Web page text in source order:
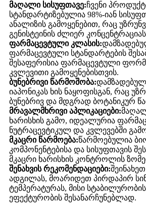
მაღალი სისუფთავე:ჩვენი
სტანდარტიზებულია 98%-იან
ანალიზის გამოყენებით, რაც
გენისტეინის ძლიერ
ფარმაცევტული კლასის:
ფარმაცევტული სტანდარტების
შესაფერისია ფარმაცევტული
კვლევითი გამოყენებისთვის.
ბუნებრივი წარმოშობა:
იაპონიკას ხის ნაყოფისგან, რაც
ბუნებრივ და მდგრად ბოტანიკურ
მრავალმხრივი აპლიკაციები:
ხარისხის გამო, იდეალურია
ნუტრაცევტიკულ და კვლევებში
მკაცრი წარმოება:წარმოებულია
კომპონენტებისა და სისუფთავის
მკაცრი ხარისხის კონტროლის
შენახვის რეკომენდაციები:
ადგილას, მოარიდეთ პირდაპირ
ტემპერატურას, მისი
ეფექტურობის შესანარჩუნებლად.